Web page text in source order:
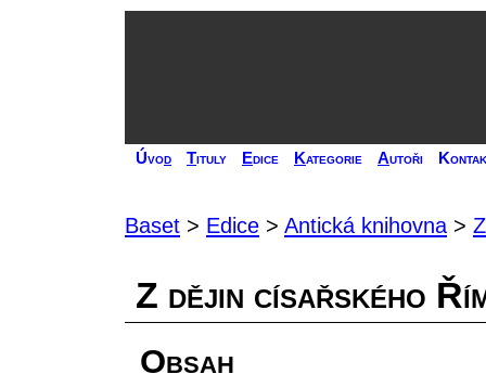
Úvod Tituly Edice Kategorie Autoři
Baset > Edice > Antická knihovna >
Z dějin císařského
Obsah